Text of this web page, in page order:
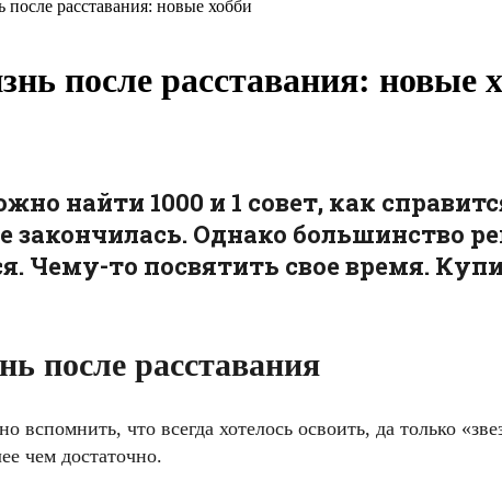
расставания: новые хобби
после расставания: новые
найти 1000 и 1 совет, как
закончилась. Однако большинство
Чему-то посвятить свое время.
после расставания
что всегда хотелось освоить, да только
чем достаточно.